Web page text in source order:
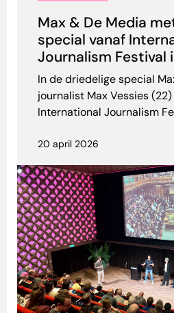
Max & De Media
special vanaf
Journalism Festival
In de driedelige special
journalist Max Vessies
International Journalism
20 april 2026